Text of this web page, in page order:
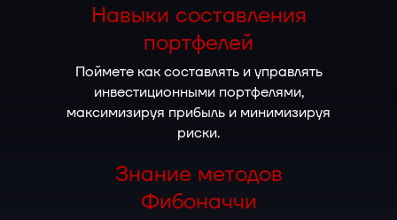
Навыки составления
портфелей
Поймете как составлять и управлять
инвестиционными портфелями,
максимизируя прибыль и минимизируя
риски.
Знание методов
Фибоначчи